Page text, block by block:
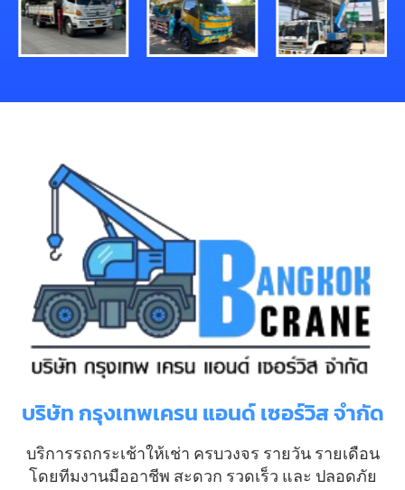
บริษัท กรุงเทพเครน แอนด์ เซอร์วิส จำกัด
บริการรถกระเช้าให้เช่า ครบวงจร รายวัน รายเดือน
โดยทีมงานมืออาชีพ สะดวก รวดเร็ว และ ปลอดภัย